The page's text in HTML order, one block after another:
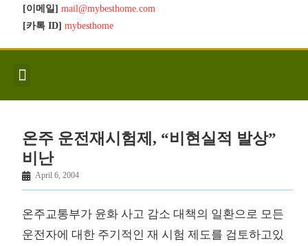
[이메일] mail@mybesthome.com
[카톡 ID] mybesthome
온주 운전재시험제, “비현실적 발상”
비난
April 6, 2004
온주교통부가 윤화 사고 감소 대책의 일환으로 모든
운전자에 대한 주기적인 재 시험 제도를 검토하고있